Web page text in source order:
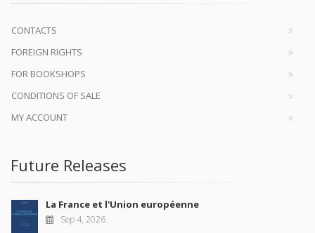
CONTACTS
FOREIGN RIGHTS
FOR BOOKSHOPS
CONDITIONS OF SALE
MY ACCOUNT
Future Releases
La France et l'Union européenne
Sep 4, 2026